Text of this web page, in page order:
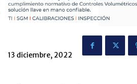
13 diciembre, 2022